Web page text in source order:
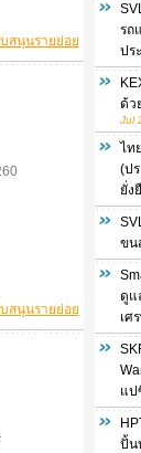
สนุนรายย่อย
สนุนรายย่อย
รถ
ปร
ด้ว
Jul
ไท
(ป
ยั่ง
ขน
ดูแ
เศ
แป
ปั้น